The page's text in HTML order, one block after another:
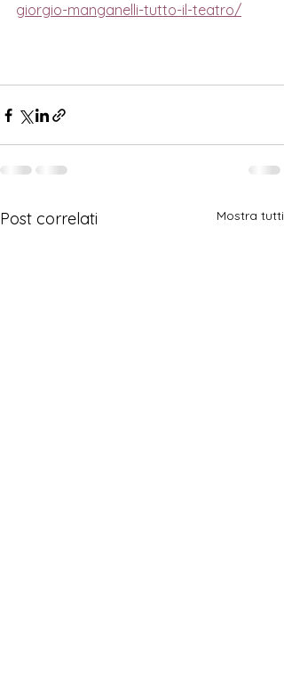
giorgio-manganelli-tutto-il-teatro/
Post correlati Mostra tutti